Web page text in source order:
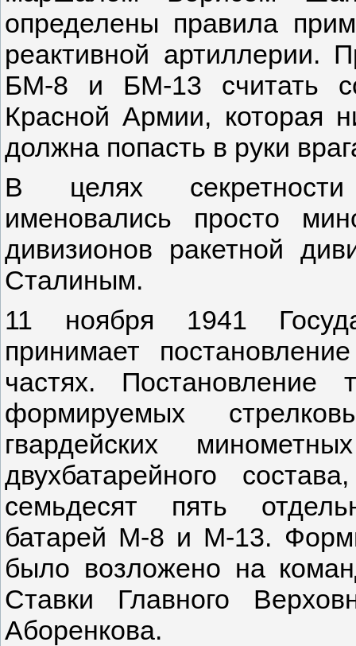
определены правила
реактивной артиллерии.
БМ-8 и БМ-13 считать
Красной Армии, которая
должна попасть в руки
В целях секретности
именовались просто
дивизионов ракетной
Сталиным.
11 ноября 1941
принимает
частях. Постановление
формируемых
гвардейских
двухбатарейного
семьдесят пять
батарей М-8 и М-13.
было возложено на
Ставки Главного
Аборенкова.